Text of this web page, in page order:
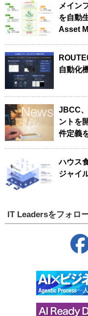
メイン
を自動
Asset
自動化
JBCC
ントを
件定義
ハウス
ジャイ
IT Leadersをフォロ